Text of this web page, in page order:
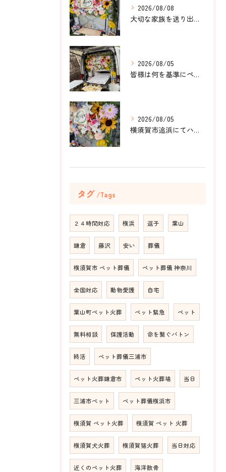
2026/08/08
大切な家族を送り出すお手伝いをしました。
2026/08/05
皆様は何を基準にペット葬儀社を選びますか？
2026/08/05
横須賀市追浜にてハムスターのみかんちゃんのペット火葬のお手伝...
タグ Tags
２４時間対応 横浜 逗子 葉山
鎌倉 藤沢 安い 葬儀
横須賀市 ペット葬儀 ペット葬儀 神奈川
全国対応 動物愛護 自宅
葉山町ペット火葬 ペット緊急 ペット
無料相談 保護活動 命を繋ぐバトン
終活 ペット葬儀三浦市
ペット火葬鎌倉市 ペット火葬場 当日
三浦市ペット ペット葬儀横浜市
横須賀 ペット火葬 横須賀 ペット 火葬
横須賀犬火葬 横須賀猫火葬 当日対応
近くのペット火葬 海洋散骨